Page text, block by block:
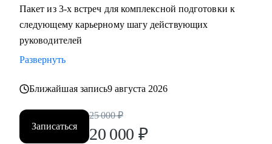
• Руководителям групп/отделов;
• Менеджерам, при переходе на руководящие должности;
• Студентам и молодым специалистам, в построение
Пакет из 3-х встреч для комплексной подготовки к
следующему карьерному шагу действующих
руководителей
Развернуть
Ближайшая запись9 августа 2026
Записаться
25 000 ₽
20 000 ₽